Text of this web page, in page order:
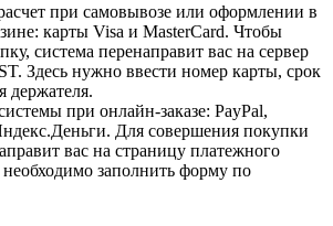
при самовывозе или оформлении в
карты Visa и MasterCard. Чтобы
система перенаправит вас на сервер
Здесь нужно ввести номер карты, срок
держателя.
при онлайн-заказе: PayPal,
Для совершения покупки
вас на страницу платежного
необходимо заполнить форму по